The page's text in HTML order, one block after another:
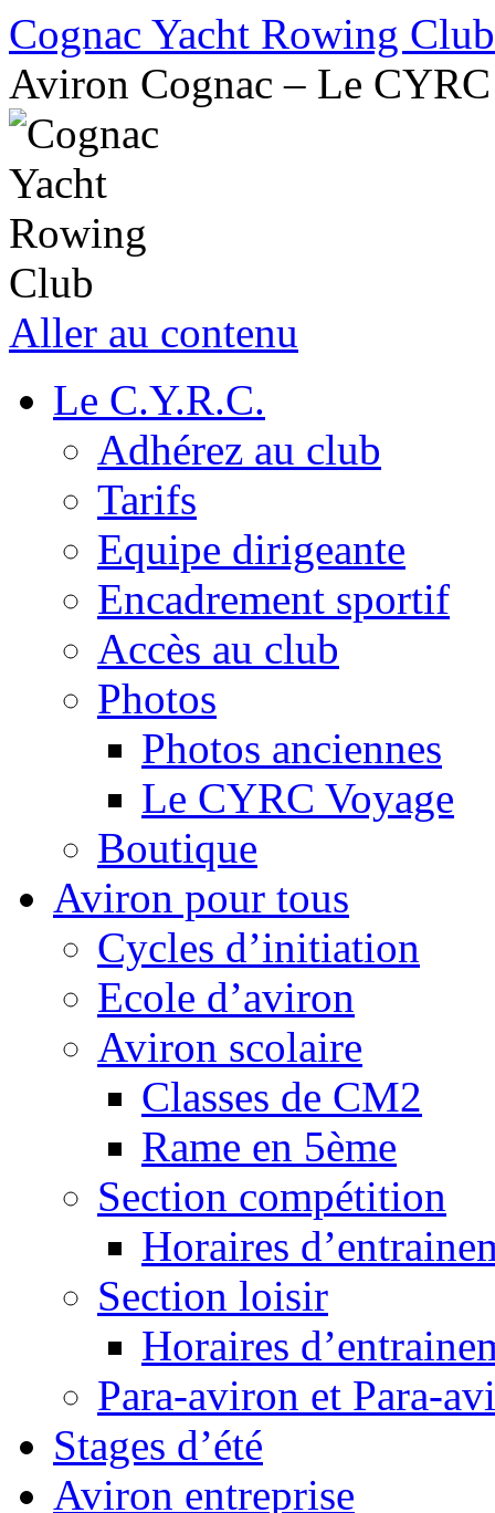
Cognac Yacht Rowing Club
Aviron Cognac – Le CYRC
Aller au contenu
Le C.Y.R.C.
Adhérez au club
Tarifs
Equipe dirigeante
Encadrement sportif
Accès au club
Photos
Photos anciennes
Le CYRC Voyage
Boutique
Aviron pour tous
Cycles d’initiation
Ecole d’aviron
Aviron scolaire
Classes de CM2
Rame en 5ème
Section compétition
Horaires
Section loisir
Horaires
Para-aviron et Para-
Stages d’été
Aviron entreprise